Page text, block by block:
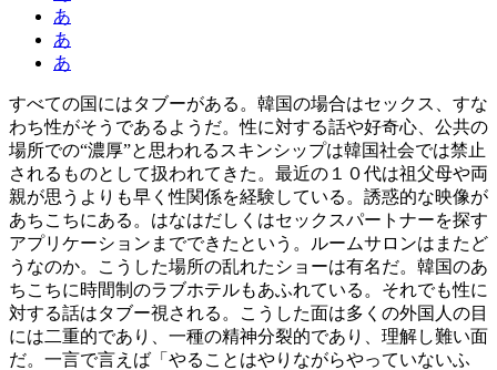
あ
あ
あ
すべての国にはタブーがある。韓国の場合はセックス、すな
わち性がそうであるようだ。性に対する話や好奇心、公共の
場所での“濃厚”と思われるスキンシップは韓国社会では禁止
されるものとして扱われてきた。最近の１０代は祖父母や両
親が思うよりも早く性関係を経験している。誘惑的な映像が
あちこちにある。はなはだしくはセックスパートナーを探す
アプリケーションまでできたという。ルームサロンはまたど
うなのか。こうした場所の乱れたショーは有名だ。韓国のあ
ちこちに時間制のラブホテルもあふれている。それでも性に
対する話はタブー視される。こうした面は多くの外国人の目
には二重的であり、一種の精神分裂的であり、理解し難い面
だ。一言で言えば「やることはやりながらやっていないふ